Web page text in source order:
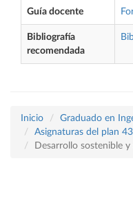
Guía docente
Bibliografía
recomendada
Inicio
Graduado en
Asignaturas del plan
Desarrollo sostenible